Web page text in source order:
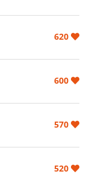
620
600
570
520